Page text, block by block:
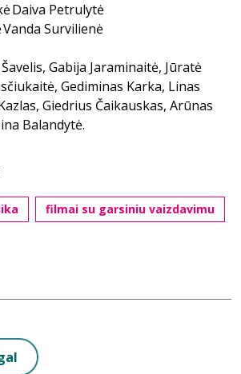
Daiva Petrulytė
Survilienė
Gabija Jaraminaitė, Jūratė
Gediminas Karka, Linas
Giedrius Čaikauskas, Arūnas
Balandytė.
filmai su garsiniu vaizdavimu